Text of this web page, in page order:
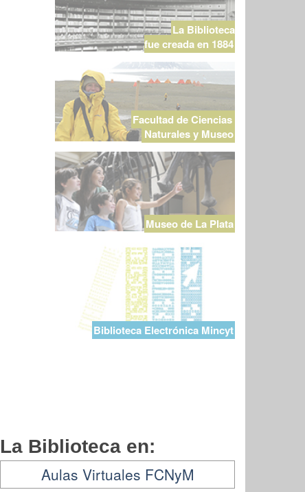
La Biblioteca
fue creada en 1884
Facultad de Ciencias
Naturales y Museo
Museo de La Plata
Biblioteca Electrónica Mincyt
La Biblioteca en:
Aulas Virtuales FCNyM